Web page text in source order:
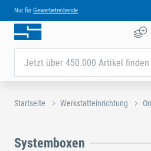
Nur für Gewerbetreibende
Jetzt über 450.000 Artikel finden
Startseite Werkstatteinrichtung
Systemboxen